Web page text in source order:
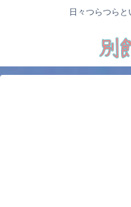
日々つらつら